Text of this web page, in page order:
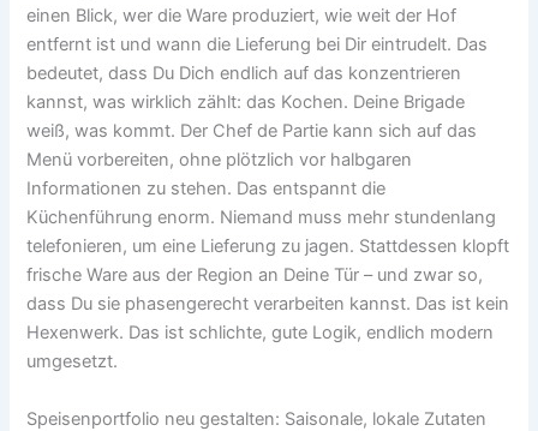
einen Blick, wer die Ware produziert, wie weit der Hof
entfernt ist und wann die Lieferung bei Dir eintrudelt. Das
bedeutet, dass Du Dich endlich auf das konzentrieren
kannst, was wirklich zählt: das Kochen. Deine Brigade
weiß, was kommt. Der Chef de Partie kann sich auf das
Menü vorbereiten, ohne plötzlich vor halbgaren
Informationen zu stehen. Das entspannt die
Küchenführung enorm. Niemand muss mehr stundenlang
telefonieren, um eine Lieferung zu jagen. Stattdessen klopft
frische Ware aus der Region an Deine Tür – und zwar so,
dass Du sie phasengerecht verarbeiten kannst. Das ist kein
Hexenwerk. Das ist schlichte, gute Logik, endlich modern
umgesetzt.
Speisenportfolio neu gestalten: Saisonale, lokale Zutaten